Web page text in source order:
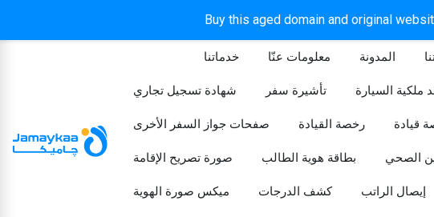
Buy this aged domain and original
خدماتنا معلومات عنّا المدونة
شهادة تسجيل تجاري تأشيرة سفر ملكية السيارة
صفحات جواز السفر الأخرى رخصة القيادة قيادة
صورة تصريح الإقامة بطاقة هوية الطالب الصحي
ميكس صورة الهوية كشف الدرجات إيصال الراتب